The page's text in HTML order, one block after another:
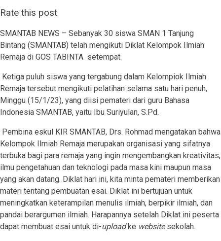
Rate this post
SMANTAB NEWS – Sebanyak 30 siswa SMAN 1 Tanjung
Bintang (SMANTAB) telah mengikuti Diklat Kelompok Ilmiah
Remaja di GOS TABINTA setempat.
Ketiga puluh siswa yang tergabung dalam Kelompiok Ilmiah
Remaja tersebut mengikuti pelatihan selama satu hari penuh,
Minggu (15/1/23), yang diisi pemateri dari guru Bahasa
Indonesia SMANTAB, yaitu Ibu Suriyulan, S.Pd.
Pembina eskul KIR SMANTAB, Drs. Rohmad mengatakan bahwa
Kelompok Ilmiah Remaja merupakan organisasi yang sifatnya
terbuka bagi para remaja yang ingin mengembangkan kreativitas,
ilmu pengetahuan dan teknologi pada masa kini maupun masa
yang akan datang. Diklat hari ini, kita minta pemateri memberikan
materi tentang pembuatan esai. Diklat ini bertujuan untuk
meningkatkan keterampilan menulis ilmiah, berpikir ilmiah, dan
pandai berargumen ilmiah. Harapannya setelah Diklat ini peserta
dapat membuat esai untuk di-uploadke websitesekolah.